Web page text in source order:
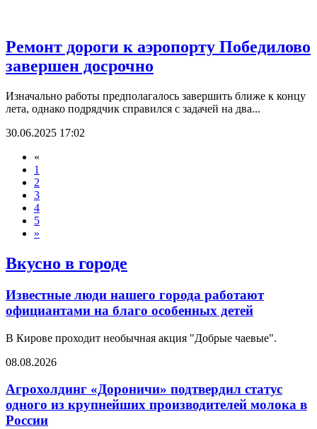
Ремонт дороги к аэропорту Победилово
завершен досрочно
Изначально работы предполагалось завершить ближе к концу
лета, однако подрядчик справился с задачей на два...
30.06.2025 17:02
«
1
2
3
4
5
»
Вкусно в городе
Известные люди нашего города работают
официантами на благо особенных детей
В Кирове проходит необычная акция "Добрые чаевые".
08.08.2026
Агрохолдинг «Дороничи» подтвердил статус
одного из крупнейших производителей молока в
России